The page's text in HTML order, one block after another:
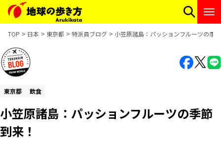
TOP 日本 東京都 特派員ブログ 小笠原諸島：パッションフルーツの季
東京都 飲食
小笠原諸島：パッションフルーツの季節
到来！